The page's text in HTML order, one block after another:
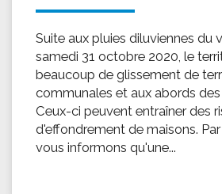
Suite aux pluies diluviennes du
samedi 31 octobre 2020, le
beaucoup de glissement de
communales et aux abords
Ceux-ci peuvent entraîner des
d'effondrement de maisons.
vous informons qu'une...